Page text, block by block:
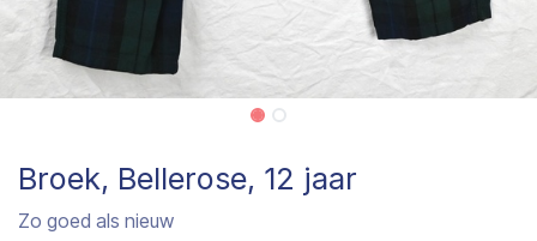
Broek, Bellerose, 12 jaar
Zo goed als nieuw